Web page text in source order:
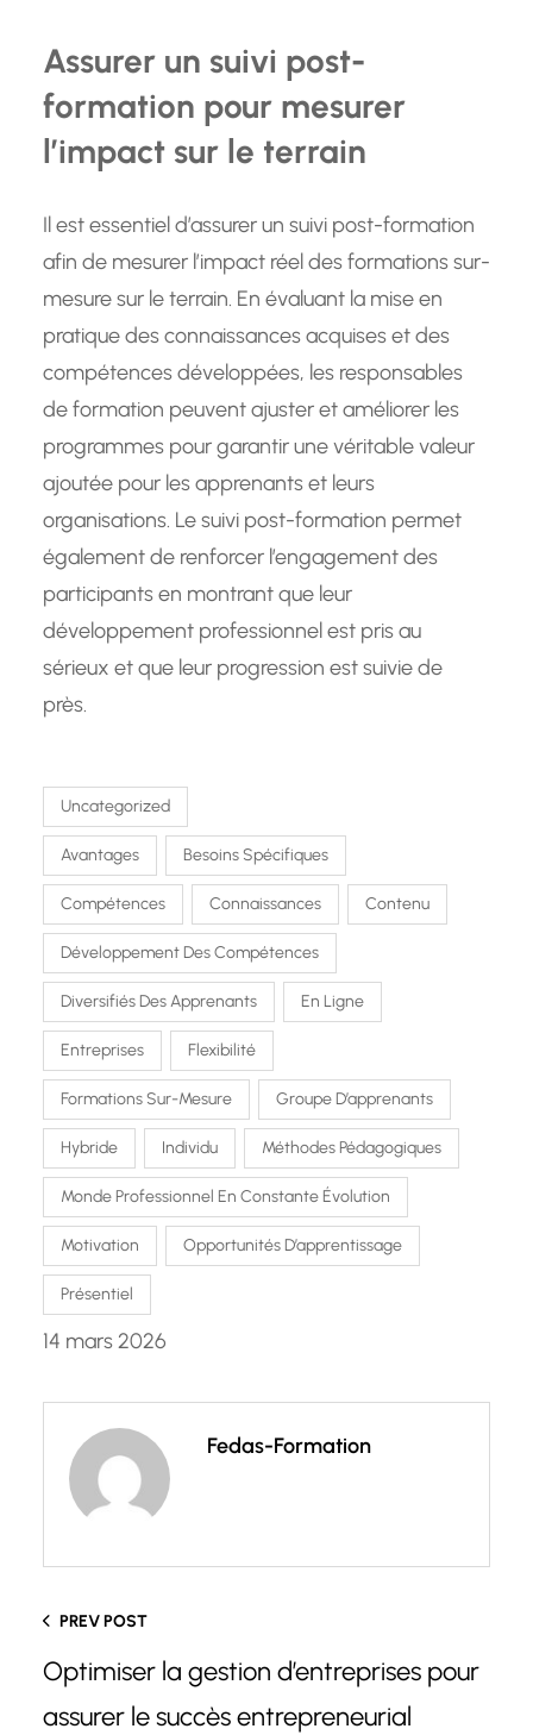
Assurer un suivi post-
formation pour mesurer
l’impact sur le terrain
Il est essentiel d’assurer un suivi post-formation
afin de mesurer l’impact réel des formations sur-
mesure sur le terrain. En évaluant la mise en
pratique des connaissances acquises et des
compétences développées, les responsables
de formation peuvent ajuster et améliorer les
programmes pour garantir une véritable valeur
ajoutée pour les apprenants et leurs
organisations. Le suivi post-formation permet
également de renforcer l’engagement des
participants en montrant que leur
développement professionnel est pris au
sérieux et que leur progression est suivie de
près.
Uncategorized
Avantages Besoins Spécifiques
Compétences Connaissances Contenu
Développement Des Compétences
Diversifiés Des Apprenants En Ligne
Entreprises Flexibilité
Formations Sur-Mesure Groupe D’apprenants
Hybride Individu Méthodes Pédagogiques
Monde Professionnel En Constante Évolution
Motivation Opportunités D’apprentissage
Présentiel
14 mars 2026
Fedas-Formation
PREV POST
Optimiser la gestion d’entreprises pour
assurer le succès entrepreneurial